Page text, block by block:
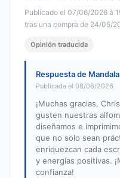
Publicado el 07/06/2026 à
tras una compra de 24/05/
Opinión traducida
Respuesta de
Publicada el 08/06/2026
¡Muchas gracias,
gusten nuestras
diseñamos e
que no solo sean
enriquezcan cada
y energías positivas.
confianza!